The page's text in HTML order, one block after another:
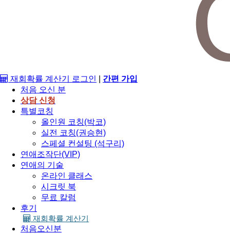
재회확률 계산기 로그인
간편 가입
처음 오신 분
상담 신청
특별코칭
올인원 코칭(박코)
실전 코칭(권승현)
스페셜 컨설팅 (석구리)
연애조작단(VIP)
연애의 기술
온라인 클래스
시크릿 북
무료 칼럼
후기
재회확률 계산기
처음오신분